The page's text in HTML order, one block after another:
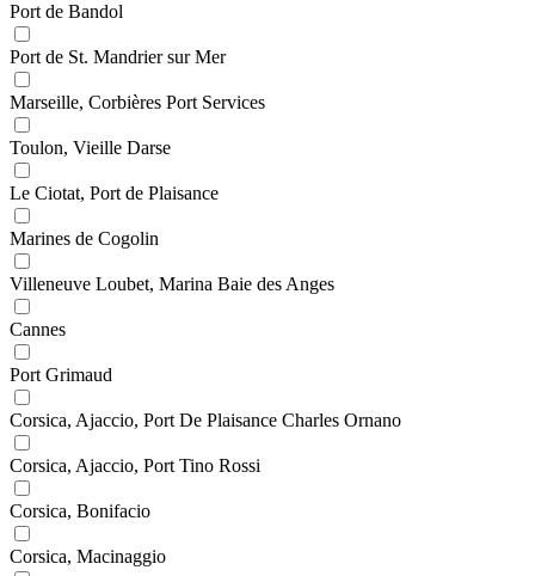
Port de Bandol
Port de St. Mandrier sur Mer
Marseille, Corbières Port Services
Toulon, Vieille Darse
Le Ciotat, Port de Plaisance
Marines de Cogolin
Villeneuve Loubet, Marina Baie des Anges
Cannes
Port Grimaud
Corsica, Ajaccio, Port De Plaisance Charles Ornano
Corsica, Ajaccio, Port Tino Rossi
Corsica, Bonifacio
Corsica, Macinaggio